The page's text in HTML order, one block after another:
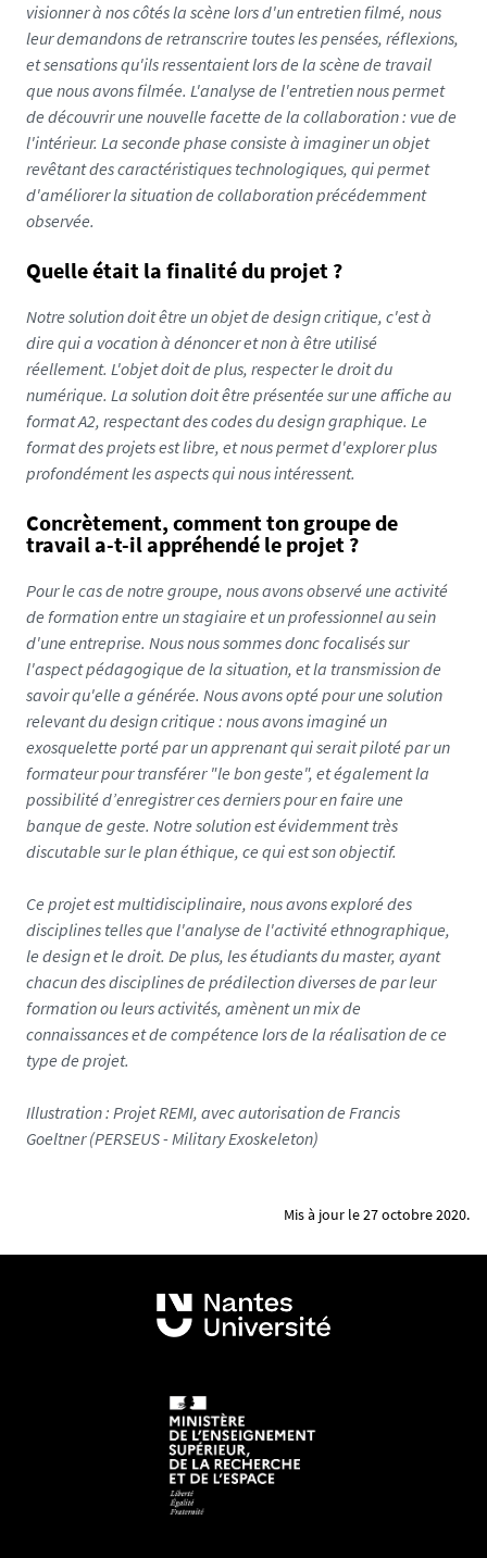
visionner à nos côtés la scène lors d'un entretien filmé, nous
leur demandons de retranscrire toutes les pensées, réflexions,
et sensations qu'ils ressentaient lors de la scène de travail
que nous avons filmée. L'analyse de l'entretien nous permet
de découvrir une nouvelle facette de la collaboration : vue de
l'intérieur. La seconde phase consiste à imaginer un objet
revêtant des caractéristiques technologiques, qui permet
d'améliorer la situation de collaboration précédemment
observée.
Quelle était la finalité du projet ?
Notre solution doit être un objet de design critique, c'est à
dire qui a vocation à dénoncer et non à être utilisé
réellement. L'objet doit de plus, respecter le droit du
numérique. La solution doit être présentée sur une affiche au
format A2, respectant des codes du design graphique. Le
format des projets est libre, et nous permet d'explorer plus
profondément les aspects qui nous intéressent.
Concrètement, comment ton groupe de
travail a-t-il appréhendé le projet ?
Pour le cas de notre groupe, nous avons observé une activité
de formation entre un stagiaire et un professionnel au sein
d'une entreprise. Nous nous sommes donc focalisés sur
l'aspect pédagogique de la situation, et la transmission de
savoir qu'elle a générée. Nous avons opté pour une solution
relevant du design critique : nous avons imaginé un
exosquelette porté par un apprenant qui serait piloté par un
formateur pour transférer "le bon geste", et également la
possibilité d’enregistrer ces derniers pour en faire une
banque de geste. Notre solution est évidemment très
discutable sur le plan éthique, ce qui est son objectif.
Ce projet est multidisciplinaire, nous avons exploré des
disciplines telles que l'analyse de l'activité ethnographique,
le design et le droit. De plus, les étudiants du master, ayant
chacun des disciplines de prédilection diverses de par leur
formation ou leurs activités, amènent un mix de
connaissances et de compétence lors de la réalisation de ce
type de projet.
Illustration : Projet REMI, avec autorisation de Francis
Goeltner (PERSEUS - Military Exoskeleton)
Mis à jour le 27 octobre 2020.